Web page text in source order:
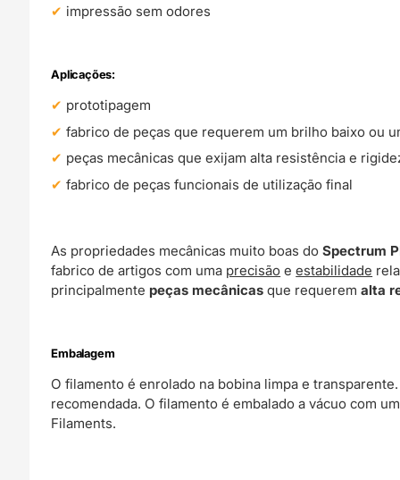
impressão sem odores
Aplicações:
prototipagem
fabrico de peças que requerem um brilho baixo ou
peças mecânicas que exijam alta resistência e
fabrico de peças funcionais de utilização final
As propriedades mecânicas muito boas do Spectrum
fabrico de artigos com uma precisão eestabilidade
principalmente peças mecânicas que requeremalta
Embalagem
O filamento é enrolado na bobina limpa e
recomendada. O filamento é embalado a vácuo com
Filaments.